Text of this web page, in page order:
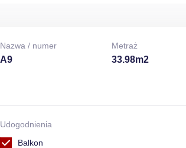
Nazwa / numer
A9
Metraż
33.98m2
Udogodnienia
Balkon